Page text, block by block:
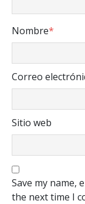
Nombre*
Correo
Sitio web
Save my name,
the next time I